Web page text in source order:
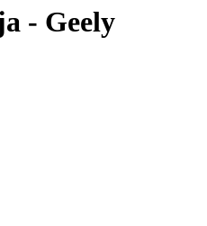
- Geely